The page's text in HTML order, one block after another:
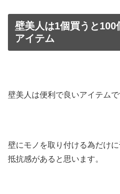
壁美人は1個買うと
アイテム
壁美人は便利で良いアイテムで
壁にモノを取り付ける為だけ
抵抗感があると思います。